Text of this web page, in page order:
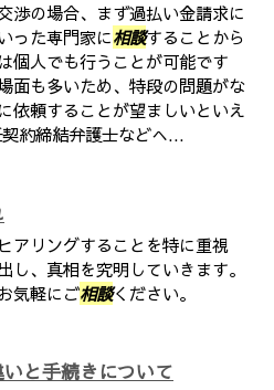
渉の場合、まず過払い金請求に
った専門家に相談することから
個人でも行うことが可能です
面も多いため、特段の問題がな
依頼することが望ましいといえ
約締結弁護士などへ...
アリングすることを特に重視
し、真相を究明していきます。
気軽にご相談ください。
と手続きについて